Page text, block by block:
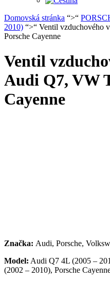
Domovská stránka “>“
2010) “>“ Ventil vzduchového
Porsche Cayenne
Ventil
Audi Q7, VW
Cayenne
Značka: Audi, Porsche,
Model: Audi Q7 4L (2005 –
(2002 – 2010), Porsche